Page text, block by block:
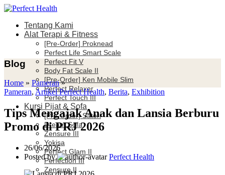
Tentang Kami
Alat Terapi & Fitness
[Pre-Order] Proknead
Perfect Life Smart Scale
Perfect Fit V
Body Fat Scale II
[Pre-Order] Ken Mobile Slim
Perfect Relaxer
Perfect Touch III
Kursi Pijat & Sofa
[Pre-Order] Satori
Dream Sofa
Zensure III
Yokisa
Perfect Glam II
Perfection III
Zensure II
Blog
Home » Pameran»
Pameran, Artikel Perfect Health, Berita, Exhibition
Tips Mengajak Anak dan Lansia Berburu
Promo di PRJ 2026
26/06/2026
Posted by
Perfect Health